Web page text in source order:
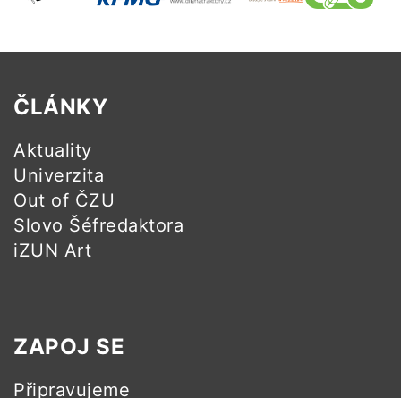
ČLÁNKY
Aktuality
Univerzita
Out of ČZU
Slovo Šéfredaktora
iZUN Art
ZAPOJ SE
Připravujeme